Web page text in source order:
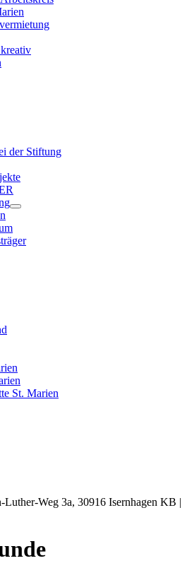
der Stiftung
St. Marien
Weg 3a, 30916 Isernhagen KB |